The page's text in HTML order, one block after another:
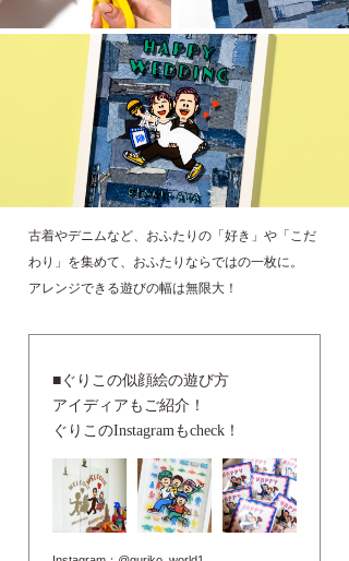
古着やデニムなど、おふたりの「好き」や「こだ
わり」を集めて、おふたりならではの一枚に。
アレンジできる遊びの幅は無限大！
■ぐりこの似顔絵の遊び方
アイディアもご紹介！
ぐりこのInstagramもcheck！